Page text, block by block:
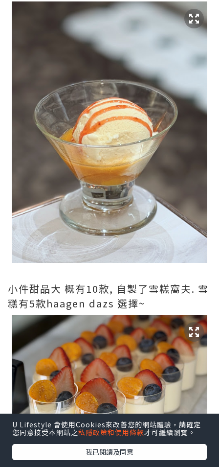
小件甜品大 概有10款, 自製了雪糕窩夫. 雪
糕有5款haagen dazs 選擇~
U Lifestyle 會使用Cookies來改善您的網站體驗，請確定
您同意接受本網站之私隱政策和使用條款才可繼續瀏覽。
我已閱讀及同意